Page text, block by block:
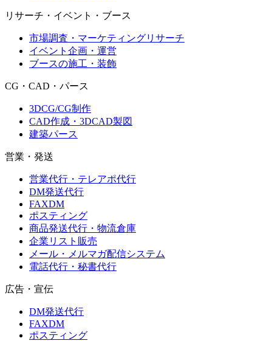
リサーチ・イベント・ブース
市場調査・マーケティングリサーチ
イベント企画・運営
ブースの施工・装飾
CG・CAD・パース
3DCG/CG制作
CAD作成・3DCAD製図
建築パース
営業・発送
営業代行・テレアポ代行
DM発送代行
FAXDM
ポスティング
商品発送代行・物流倉庫
企業リスト販売
メール・メルマガ配信システム
電話代行・秘書代行
広告・宣伝
DM発送代行
FAXDM
ポスティング